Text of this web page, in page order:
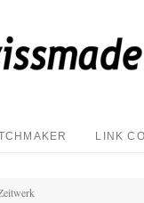
LINK